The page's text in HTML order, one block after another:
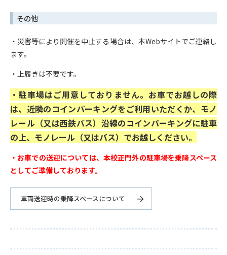
その他
・災害等により開催を中止する場合は、本Webサイトでご連絡し
ます。
・上履きは不要です。
・駐車場はご用意しておりません。お車でお越しの際
は、近隣のコインパーキングをご利用いただくか、モノ
レール（又は西鉄バス）沿線のコインパーキングに駐車
の上、モノレール（又はバス）でお越しください。
・お車での送迎については、本校正門外の駐車場を乗降スペース
としてご準備しております。
車両送迎時の乗降スペースについて